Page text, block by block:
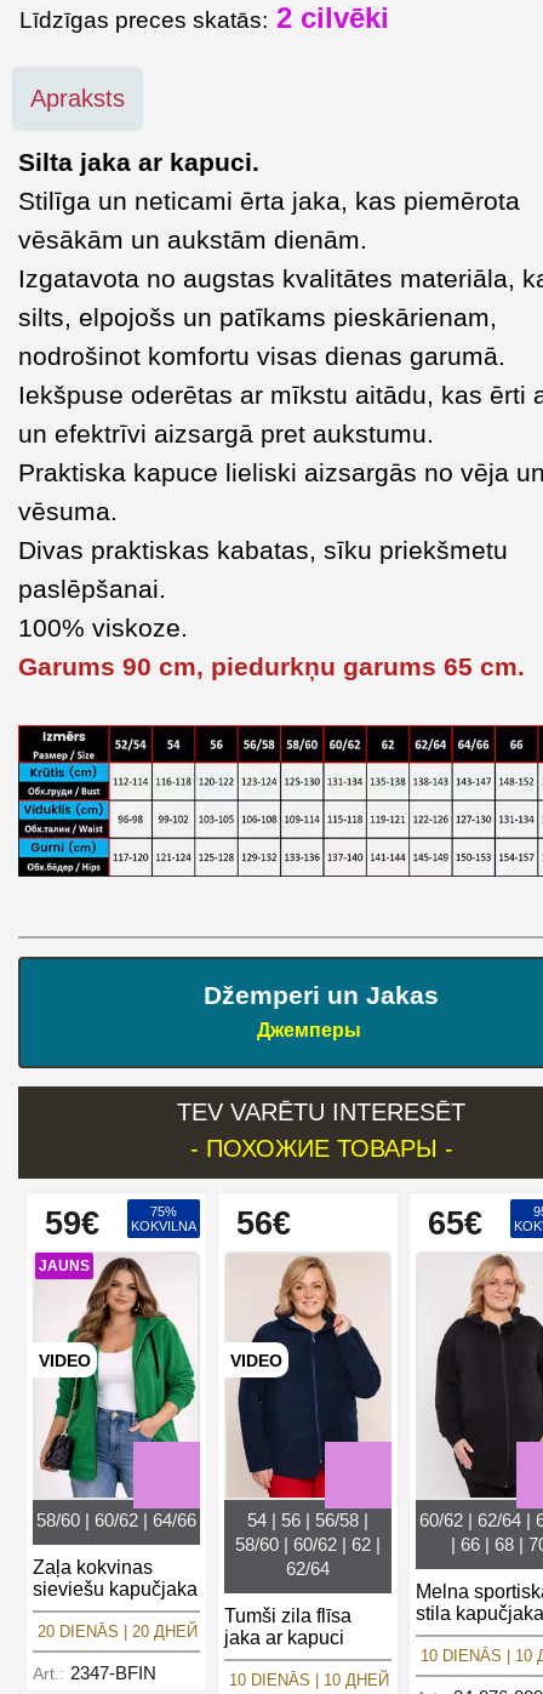
Līdzīgas preces skatās: 2 cilvēki
Apraksts
Silta jaka ar kapuci.
Stilīga un neticami ērta jaka, kas piemērota
vēsākām un aukstām dienām.
Izgatavota no augstas kvalitātes materiāla,
silts, elpojošs un patīkams pieskārienam,
nodrošinot komfortu visas dienas garumā.
Iekšpuse oderētas ar mīkstu aitādu, kas ērti
un efektrīvi aizsargā pret aukstumu.
Praktiska kapuce lieliski aizsargās no vēja
vēsuma.
Divas praktiskas kabatas, sīku priekšmetu
paslēpšanai.
100% viskoze.
Garums 90 cm, piedurkņu garums 65 cm.
Džemperi un Jakas
Джемперы
TEV VARĒTU INTERESĒT
- ПОХОЖИЕ ТОВАРЫ -
59€
JAUNS
75%
KOKVILNA
VIDEO
58/60 | 60/62 | 64/66
Zaļa kokvinas
sieviešu kapučjaka
20 DIENĀS | 20 ДНЕЙ
Art.: 2347-BFIN
56€
VIDEO
54 | 56 | 56/58 |
58/60 | 60/62 | 62 |
62/64
Tumši zila flīsa
jaka ar kapuci
10 DIENĀS | 10 ДНЕЙ
65€
60/62 | 62/64 |
| 66 | 68 |
Melna
stila kapučjaka
10 DIENĀS | 10